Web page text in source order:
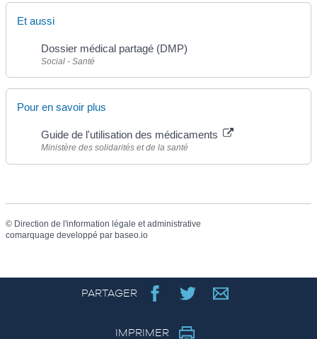
Et aussi
Dossier médical partagé (DMP)
Social - Santé
Pour en savoir plus
Guide de l'utilisation des médicaments
Ministère des solidarités et de la santé
© Direction de l'information légale et administrative
comarquage developpé par baseo.io
PARTAGER
IMPRIMER